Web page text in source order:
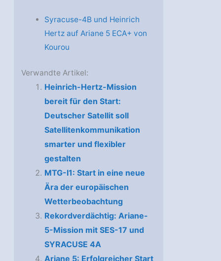
Syracuse-4B und Heinrich
Hertz auf Ariane 5 ECA+ von
Kourou
Verwandte Artikel:
Heinrich-Hertz-Mission
bereit für den Start:
Deutscher Satellit soll
Satellitenkommunikation
smarter und flexibler
gestalten
MTG-I1: Start in eine neue
Ära der europäischen
Wetterbeobachtung
Rekordverdächtig: Ariane-
5-Mission mit SES-17 und
SYRACUSE 4A
Ariane 5: Erfolgreicher Start